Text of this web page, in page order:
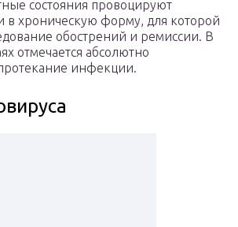
состояния провоцируют
в хроническую форму, для которой
обострений и ремиссии. В
отмечается абсолютно
инфекции.